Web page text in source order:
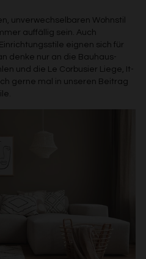
unverwechselbaren Wohnstil
auffällig sein. Auch
eignen sich für
denke nur an die Bauhaus-
und die Le Corbusier Liege, It-
gerne mal in unseren Beitrag